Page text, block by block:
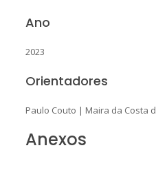
Ano
2023
Orientadores
Paulo Couto | Maira da Costa
Anexos